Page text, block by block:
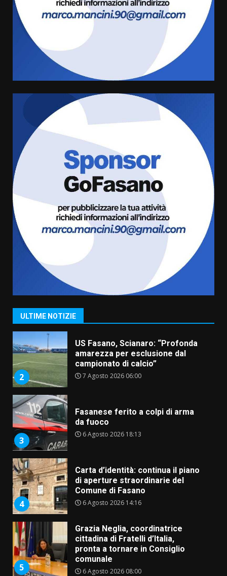
ULTIME NOTIZIE
Carta d’identità: continua il piano
di aperture straordinarie del
Comune di Fasano
cittadina di Fratelli d’Italia,
pronta a tornare in Consiglio
comunale
6 Agosto 2026 08:00
Cura dei beni comuni e
cittadinanza attiva: online
l’avviso per la gestione
condivisa della Villetta di
Laureto
La magia del Minareto e la prima
assoluta de “L’Albergo
Belvedere. Il rapimento”
6 Agosto 2026 06:15
1
“I Contestatori: Musica di
Rivoluzione”: nuovo
appuntamento con “Fasano in
2
US Fasano, Scianaro: “Profonda
amarezza per esclusione dal
campionato di calcio”
7 Agosto 2026 06:00
3
Fasanese ferito a colpi di arma
da fuoco
6 Agosto 2026 18:13
4
Carta d’identità: continua il piano
di aperture straordinarie del
Comune di Fasano
6 Agosto 2026 14:16
5
Grazia Neglia, coordinatrice
cittadina di Fratelli d’Italia,
pronta a tornare in Consiglio
comunale
6 Agosto 2026 08:00